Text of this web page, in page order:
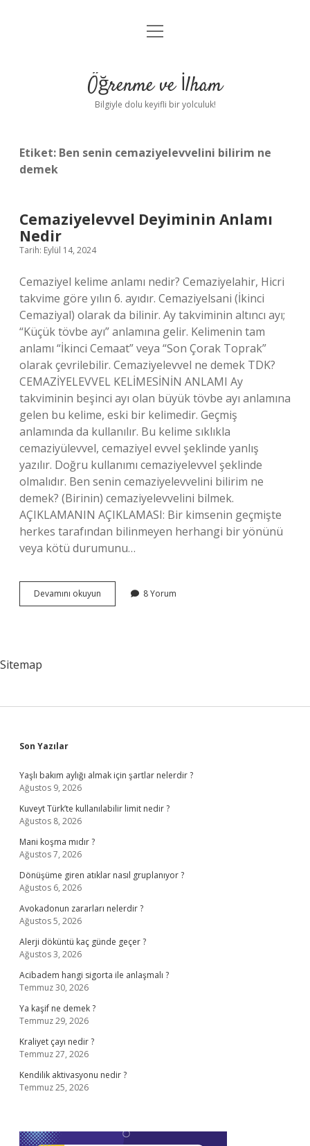
Anasayfa
Yasal Uyarı
menüyü
Öğrenme ve İlham
Bilgiyle dolu keyifli bir yolculuk!
Etiket: Ben senin cemaziyelevvelini bilirim ne
demek
Cemaziyelevvel Deyiminin Anlamı
Nedir
Tarih: Eylül 14, 2024
Cemaziyel kelime anlamı nedir? Cemaziyelahir, Hicri
takvime göre yılın 6. ayıdır. Cemaziyelsani (İkinci
Cemaziyal) olarak da bilinir. Ay takviminin altıncı ayı;
“Küçük tövbe ayı” anlamına gelir. Kelimenin tam
anlamı “İkinci Cemaat” veya “Son Çorak Toprak”
olarak çevrilebilir. Cemaziyelevvel ne demek TDK?
CEMAZİYELEVVEL KELİMESİNİN ANLAMI Ay
takviminin beşinci ayı olan büyük tövbe ayı anlamına
gelen bu kelime, eski bir kelimedir. Geçmiş
anlamında da kullanılır. Bu kelime sıklıkla
cemaziyülevvel, cemaziyel evvel şeklinde yanlış
yazılır. Doğru kullanımı cemaziyelevvel şeklinde
olmalıdır. Ben senin cemaziyelevvelini bilirim ne
demek? (Birinin) cemaziyelevvelini bilmek.
AÇIKLAMANIN AÇIKLAMASI: Bir kimsenin geçmişte
herkes tarafından bilinmeyen herhangi bir yönünü
veya kötü durumunu…
Devamını okuyun Cemaziyelevvel
Deyiminin
8 Yorum
Sitemap
Sidebar
Son Yazılar
Yaşlı bakım aylığı almak için şartlar nelerdir ?
Ağustos 9, 2026
Kuveyt Türk’te kullanılabilir limit nedir ?
Ağustos 8, 2026
Mani koşma mıdır ?
Ağustos 7, 2026
Dönüşüme giren atıklar nasıl gruplanıyor ?
Ağustos 6, 2026
Avokadonun zararları nelerdir ?
Ağustos 5, 2026
Alerji döküntü kaç günde geçer ?
Ağustos 3, 2026
Acibadem hangi sigorta ile anlaşmalı ?
Temmuz 30, 2026
Ya kaşif ne demek ?
Temmuz 29, 2026
Kraliyet çayı nedir ?
Temmuz 27, 2026
Kendilik aktivasyonu nedir ?
Temmuz 25, 2026